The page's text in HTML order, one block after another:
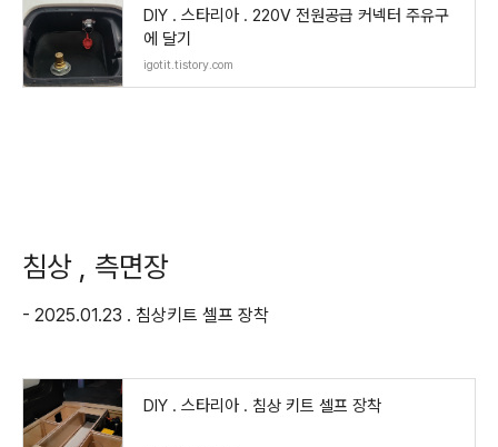
DIY . 스타리아 . 220V 전원공급 커넥터 주유구
에 달기
igotit.tistory.com
침상 , 측면장
- 2025.01.23 . 침상키트 셀프 장착
DIY . 스타리아 . 침상 키트 셀프 장착